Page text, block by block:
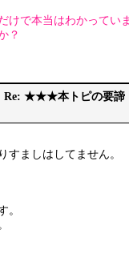
けで本当はわかってい
？
Re: ★★★本トピの要諦
すましはしてません。
。